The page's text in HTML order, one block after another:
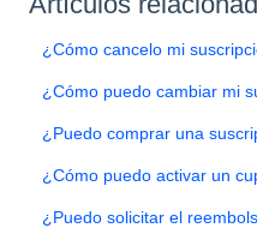
¿Cómo cancelo mi
¿Cómo puedo cambiar mi
¿Puedo comprar una
¿Cómo puedo activar un
¿Puedo solicitar el